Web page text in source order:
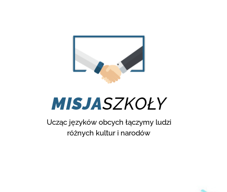
MISJASZKOŁY
Ucząc języków obcych łączymy ludzi
różnych kultur i narodów